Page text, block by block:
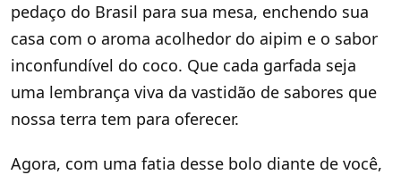
pedaço do Brasil para sua mesa, enchendo sua
casa com o aroma acolhedor do aipim e o sabor
inconfundível do coco. Que cada garfada seja
uma lembrança viva da vastidão de sabores que
nossa terra tem para oferecer.
Agora, com uma fatia desse bolo diante de você,